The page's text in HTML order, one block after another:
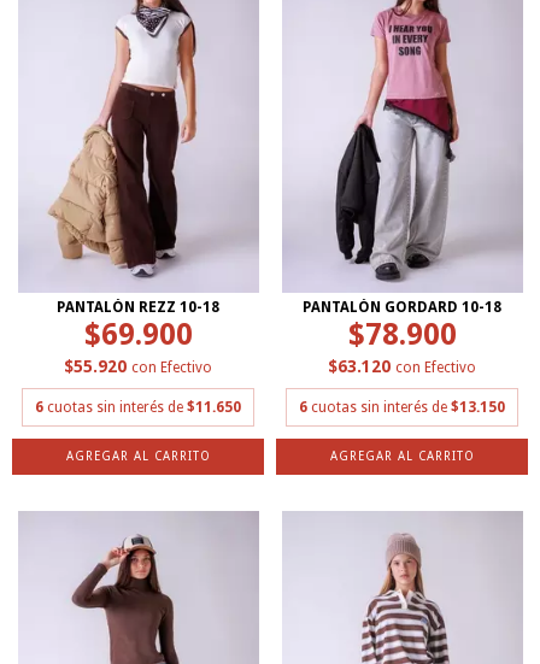
PANTALÓN REZZ 10-18
$69.900
$55.920 con Efectivo
6 cuotas sin interés de $11.650
AGREGAR AL CARRITO
PANTALÓN GORDARD 10-18
$78.900
$63.120 con Efectivo
6 cuotas sin interés de $13.150
AGREGAR AL CARRITO